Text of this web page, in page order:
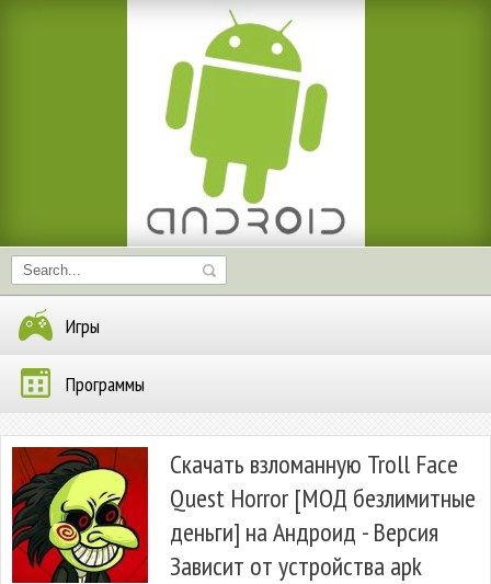
Игры
Программы
Скачать взломанную Troll Face
Quest Horror [МОД безлимитные
деньги] на Андроид - Версия
Зависит от устройства apk